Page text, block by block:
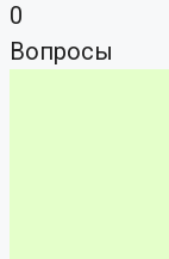
0
Вопросы